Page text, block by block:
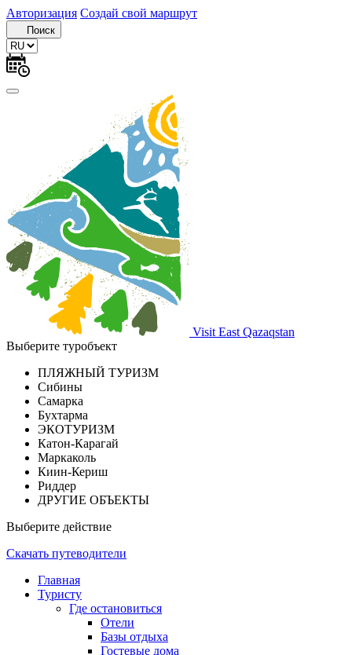
Авторизация Создай свой маршрут
Поиск
Visit East Qazaqstan
Выберите туробъект
ПЛЯЖНЫЙ ТУРИЗМ
Сибины
Самарка
Бухтарма
ЭКОТУРИЗМ
Катон-Карагай
Маркаколь
Киин-Кериш
Риддер
ДРУГИЕ ОБЪЕКТЫ
Выберите действие
Скачать путеводители
Главная
Туристу
Где остановиться
Отели
Базы отдыха
Гостевые дома